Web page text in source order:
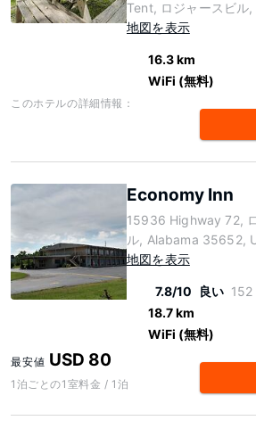
Tent, ロジャースビ
地図を表示
16.3 km
WiFi (無料)
このホテルの詳細情報：
Economy Inn
15936 Highway 72,
ル, Alabama 35652,
地図を表示
7.8/10 良い 152
18.7 km
WiFi (無料)
最安値 USD 80
1泊ごとの1室料金 / 1泊